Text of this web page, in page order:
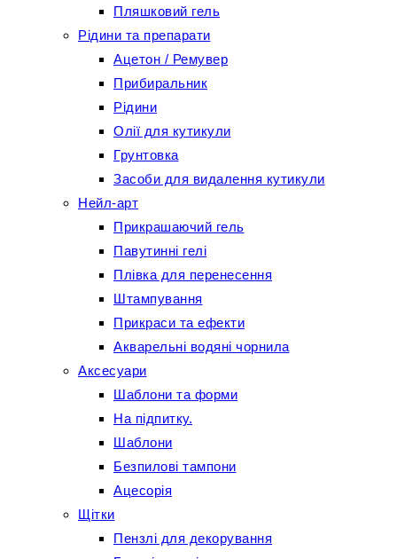
Пляшковий гель
Рідини та препарати
Ацетон / Ремувер
Прибиральник
Рідини
Олії для кутикули
Грунтовка
Засоби для видалення кутикули
Нейл-арт
Прикрашаючий гель
Павутинні гелі
Плівка для перенесення
Штампування
Прикраси та ефекти
Акварельні водяні чорнила
Аксесуари
Шаблони та форми
На підпитку.
Шаблони
Безпилові тампони
Ацесорія
Щітки
Пензлі для декорування